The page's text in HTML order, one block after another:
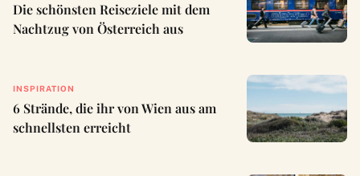
Die schönsten Reiseziele mit dem
Nachtzug von Österreich aus
INSPIRATION
6 Strände, die ihr von Wien aus am
schnellsten erreicht